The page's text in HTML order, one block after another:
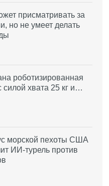
присматривать за
но не умеет делать
роботизированная
силой хвата 25 кг и…
морской пехоты США
ИИ-турель против